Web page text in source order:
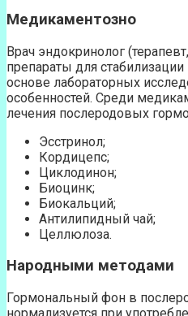
Медикаментозно
Врач эндокринолог
препараты для
основе лабораторных
особенностей. Среди
лечения послеродовых
Эсстринол;
Кордицепс;
Циклодинон;
Биоцинк;
Биокальций;
Антилипидный чай;
Целлюлоза.
Народными методами
Гормональный фон в